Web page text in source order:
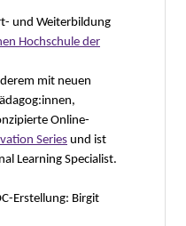
und Weiterbildung
Hochschule der
mit neuen
Online-
Series und ist
Learning Specialist.
Erstellung: Birgit